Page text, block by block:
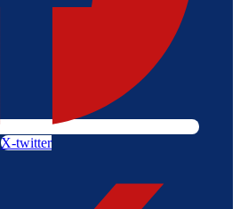
X-twitter